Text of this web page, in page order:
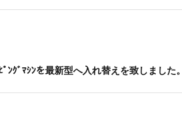
ｸﾞﾏｼﾝを最新型へ入れ替えを致しました。